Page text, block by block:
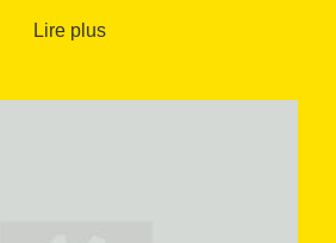
Lire plus